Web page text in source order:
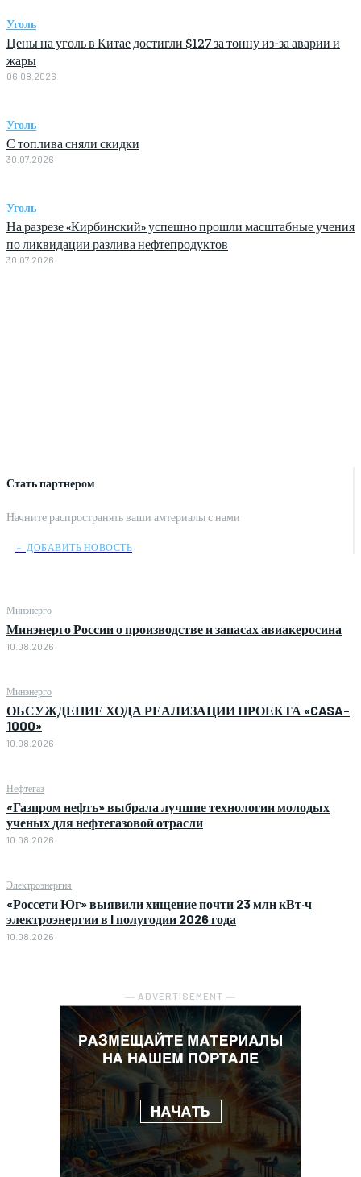
Стать партнером
Начните распространять ваши амтериалы с нами
﹢ ДОБАВИТЬ НОВОСТЬ
Минэнерго
Минэнерго России о производстве и запасах авиакеросина
10.08.2026
Минэнерго
ОБСУЖДЕНИЕ ХОДА РЕАЛИЗАЦИИ ПРОЕКТА «CASA-
1000»
10.08.2026
Нефтегаз
«Газпром нефть» выбрала лучшие технологии молодых
ученых для нефтегазовой отрасли
10.08.2026
Электроэнергия
«Россети Юг» выявили хищение почти 23 млн кВт·ч
электроэнергии в I полугодии 2026 года
10.08.2026
― ADVERTISEMENT ―
Уголь
Цены на уголь в Китае достигли $127 за тонну из-за аварии и
жары
06.08.2026
Уголь
С топлива сняли скидки
30.07.2026
Уголь
На разрезе «Кирбинский» успешно прошли масштабные учения
по ликвидации разлива нефтепродуктов
30.07.2026